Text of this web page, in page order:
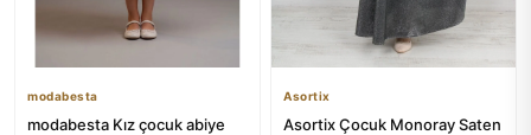
modabesta
modabesta Kız çocuk abiye
Asortix
Asortix Çocuk Monoray Saten